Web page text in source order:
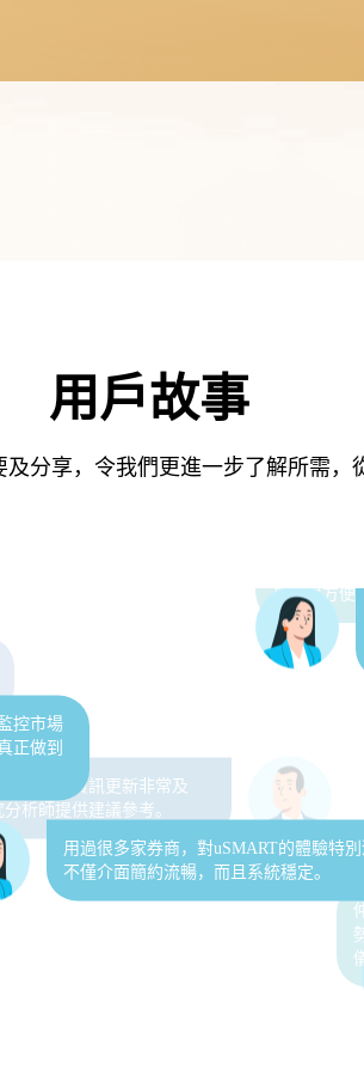
用戶故事
分享，令我們更進一步了解所需，
uSMART有不同投資理財產品，適合不同資
型的家庭作投資。
控市場
正做到
用過很多家券商，對uSMART的體驗特別
不僅介面簡約流暢，而且系統穩定。
股，支援暗盤交易及0手續費，還有豐富
由線上開戶
專業客服陪
真的很方便！
，財經資訊更新非常及
分析師提供建議參考。